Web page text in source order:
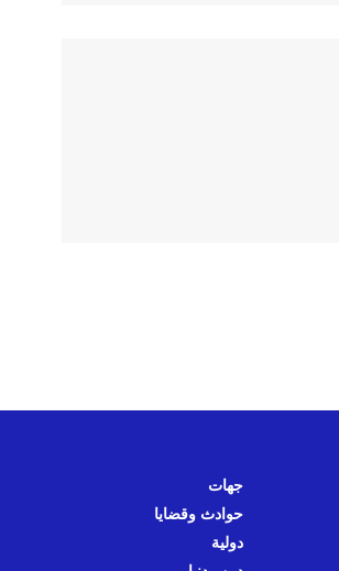
جهات
حوادث وقضايا
دولية